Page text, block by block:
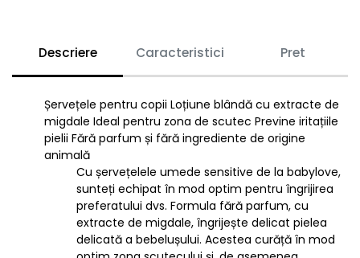
Descriere Caracteristici Pret
Șervețele pentru copii Loțiune blândă cu extracte de
migdale Ideal pentru zona de scutec Previne iritațiile
pielii Fără parfum și fără ingrediente de origine
animală
Cu șervețelele umede sensitive de la babylove,
sunteți echipat în mod optim pentru îngrijirea
preferatului dvs. Formula fără parfum, cu
extracte de migdale, îngrijește delicat pielea
delicată a bebelușului. Acestea curăță în mod